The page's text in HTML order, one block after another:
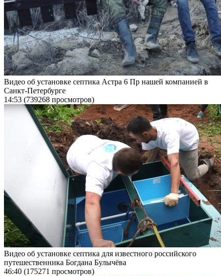
Видео об установке септика Астра 6 Пр нашей компанией в
Санкт-Петербурге
14:53 (739268 просмотров)
Видео об установке септика для известного российского
путешественника Богдана Булычёва
46:40 (175271 просмотров)